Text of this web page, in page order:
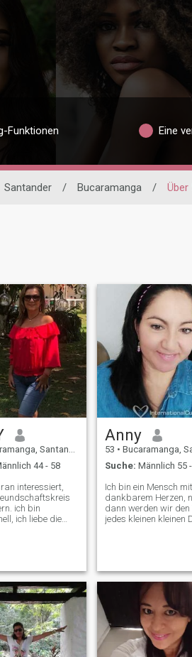
Funktionen Eine
Santander / Bucaramanga / Über
Santander, Kolumbien
44 - 58
interessiert,
ich bin
ich liebe die
zählen
der Familie, der
dem
gute Zwecke
liebe es, ein
zu
einen guten Wein
ich liebe das
Anny
53 • Bucaramanga, Santander,
Suche: Männlich 55
Ich bin ein Mensch mit
dankbarem Herzen,
dann werden wir den
jedes kleinen kleinen
guter Gesellschaft,
lache, lache... Ich
einfachsten und
Dinge im Leben... Ich
den Strand und die
Ich liebe Ordnung und
Sauberkeit. Respekt
Loyalität sind die